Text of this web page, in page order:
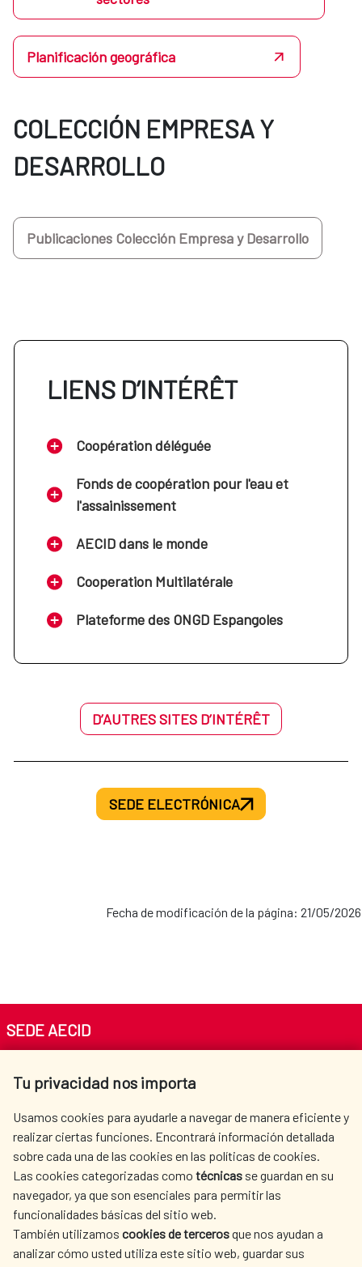
Planificación geográfica
COLECCIÓN EMPRESA Y
DESARROLLO
Publicaciones Colección Empresa y Desarrollo
LIENS D’INTÉRÊT
Coopération déléguée
Fonds de coopération pour l'eau et
l'assainissement
AECID dans le monde
Cooperation Multilatérale
Plateforme des ONGD Espangoles
D’AUTRES SITES D’INTÉRÊT
SEDE ELECTRÓNICA
Fecha de modificación de la página: 21/05/2026
Tu privacidad nos importa
Usamos cookies para ayudarle a navegar de manera eficiente y
realizar ciertas funciones. Encontrará información detallada
sobre cada una de las cookies en las políticas de cookies.
Las cookies categorizadas como técnicas se guardan en su
navegador, ya que son esenciales para permitir las
funcionalidades básicas del sitio web.
También utilizamos cookies de tercerosque nos ayudan a
analizar cómo usted utiliza este sitio web, guardar sus
SEDE AECID
Tel. +34 900 20 30 54​​​​​​​
AECID
OÙ NOUS COOPÉRONS
L'ACTION HUMANITAIRE
ESPAGNOLE
SALLE DE PRESSE
CULTURE ET SCIENCE BIBLIOTHÈQUE